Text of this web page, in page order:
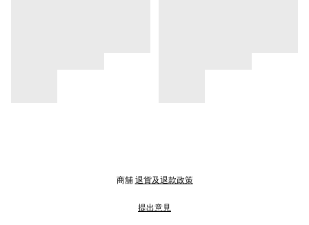
商舖 退貨及退款政策
提出意見